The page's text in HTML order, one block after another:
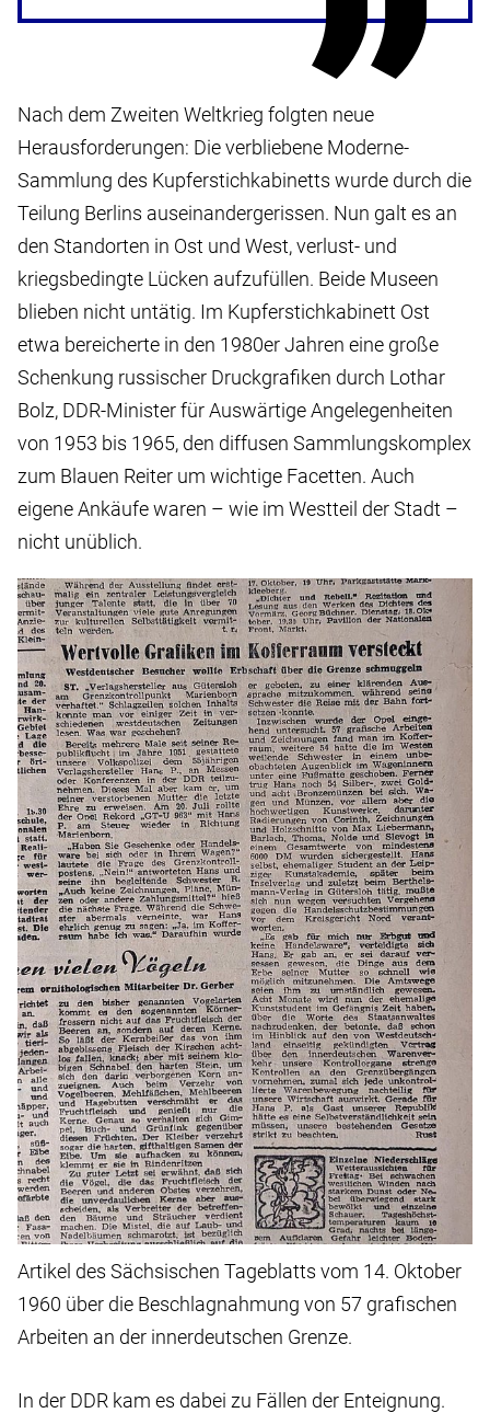
Nach dem Zweiten Weltkrieg folgten neue
Herausforderungen: Die verbliebene Moderne-
Sammlung des Kupferstichkabinetts wurde durch die
Teilung Berlins auseinandergerissen. Nun galt es an
den Standorten in Ost und West, verlust- und
kriegsbedingte Lücken aufzufüllen. Beide Museen
blieben nicht untätig. Im Kupferstichkabinett Ost
etwa bereicherte in den 1980er Jahren eine große
Schenkung russischer Druckgrafiken durch Lothar
Bolz, DDR-Minister für Auswärtige Angelegenheiten
von 1953 bis 1965, den diffusen Sammlungskomplex
zum Blauen Reiter um wichtige Facetten. Auch
eigene Ankäufe waren – wie im Westteil der Stadt –
nicht unüblich.
Artikel des Sächsischen Tageblatts vom 14. Oktober
1960 über die Beschlagnahmung von 57 grafischen
Arbeiten an der innerdeutschen Grenze.
In der DDR kam es dabei zu Fällen der Enteignung.